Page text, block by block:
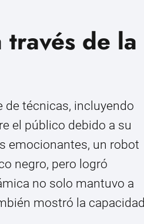
de la
técnicas, incluyendo
el público debido a su
emocionantes, un robot
negro, pero logró
no solo mantuvo a
mostró la capacidad